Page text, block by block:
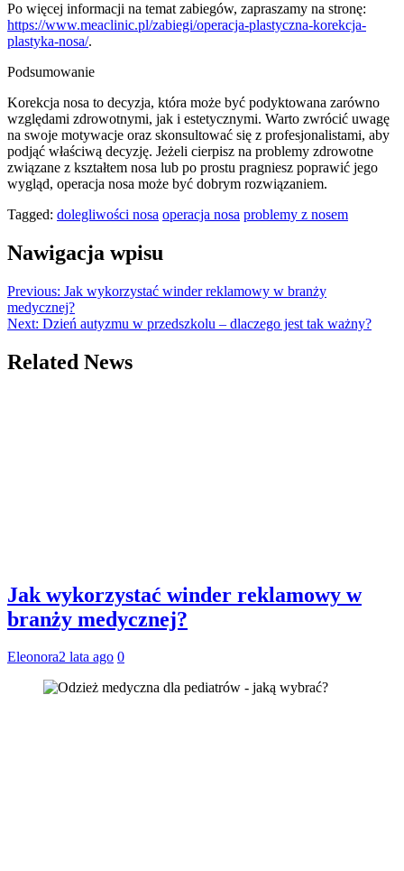
Po więcej informacji na temat zabiegów, zapraszamy na stronę:
https://www.meaclinic.pl/zabiegi/operacja-plastyczna-korekcja-
plastyka-nosa/.
Podsumowanie
Korekcja nosa to decyzja, która może być podyktowana zarówno
względami zdrowotnymi, jak i estetycznymi. Warto zwrócić uwagę
na swoje motywacje oraz skonsultować się z profesjonalistami, aby
podjąć właściwą decyzję. Jeżeli cierpisz na problemy zdrowotne
związane z kształtem nosa lub po prostu pragniesz poprawić jego
wygląd, operacja nosa może być dobrym rozwiązaniem.
Tagged: dolegliwości nosa operacja nosa problemy z nosem
Nawigacja wpisu
Previous: Jak wykorzystać winder reklamowy w branży
medycznej?
Next: Dzień autyzmu w przedszkolu – dlaczego jest tak ważny?
Related News
Jak wykorzystać winder reklamowy w
branży medycznej?
Eleonora2 lata ago 0